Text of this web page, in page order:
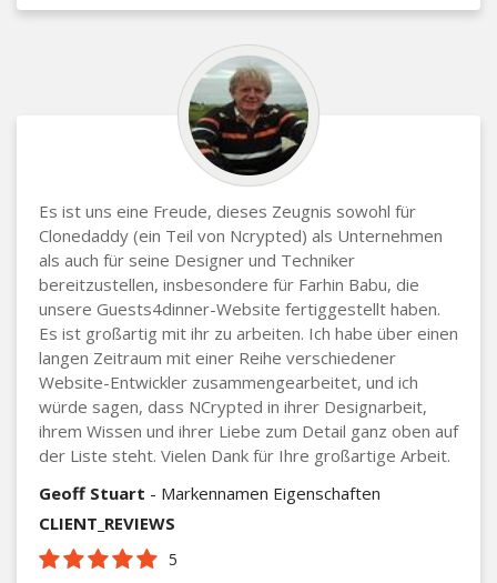
Es ist uns eine Freude, dieses Zeugnis sowohl für
Clonedaddy (ein Teil von Ncrypted) als Unternehmen
als auch für seine Designer und Techniker
bereitzustellen, insbesondere für Farhin Babu, die
unsere Guests4dinner-Website fertiggestellt haben.
Es ist großartig mit ihr zu arbeiten. Ich habe über einen
langen Zeitraum mit einer Reihe verschiedener
Website-Entwickler zusammengearbeitet, und ich
würde sagen, dass NCrypted in ihrer Designarbeit,
ihrem Wissen und ihrer Liebe zum Detail ganz oben auf
der Liste steht. Vielen Dank für Ihre großartige Arbeit.
Geoff Stuart - Markennamen Eigenschaften
CLIENT_REVIEWS
5